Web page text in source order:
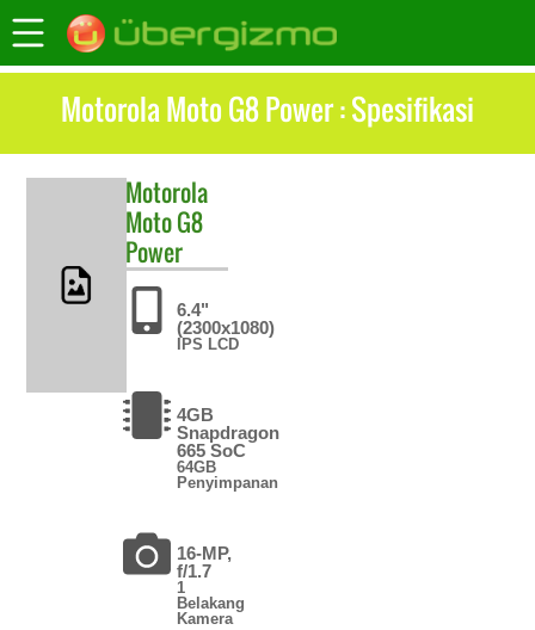
Motorola Moto G8 Power : Spesifikasi
Motorola
Moto G8
Power
6.4"
(2300x1080)
IPS LCD
4GB
Snapdragon
665 SoC
64GB
Penyimpanan
16-MP,
f/1.7
1
Belakang
Kamera